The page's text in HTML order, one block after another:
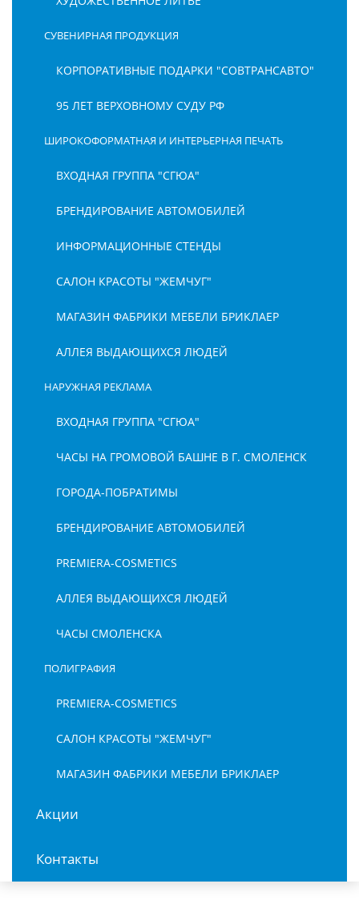
СУВЕНИРНАЯ ПРОДУКЦИЯ
КОРПОРАТИВНЫЕ ПОДАРКИ "СОВТРАНСАВТО"
95 ЛЕТ ВЕРХОВНОМУ СУДУ РФ
ШИРОКОФОРМАТНАЯ И ИНТЕРЬЕРНАЯ ПЕЧАТЬ
ВХОДНАЯ ГРУППА "СГЮА"
БРЕНДИРОВАНИЕ АВТОМОБИЛЕЙ
ИНФОРМАЦИОННЫЕ СТЕНДЫ
САЛОН КРАСОТЫ "ЖЕМЧУГ"
МАГАЗИН ФАБРИКИ МЕБЕЛИ БРИКЛАЕР
АЛЛЕЯ ВЫДАЮЩИХСЯ ЛЮДЕЙ
НАРУЖНАЯ РЕКЛАМА
ВХОДНАЯ ГРУППА "СГЮА"
ЧАСЫ НА ГРОМОВОЙ БАШНЕ В Г. СМОЛЕНСК
ГОРОДА-ПОБРАТИМЫ
БРЕНДИРОВАНИЕ АВТОМОБИЛЕЙ
PREMIERA-COSMETICS
АЛЛЕЯ ВЫДАЮЩИХСЯ ЛЮДЕЙ
ЧАСЫ СМОЛЕНСКА
ПОЛИГРАФИЯ
PREMIERA-COSMETICS
САЛОН КРАСОТЫ "ЖЕМЧУГ"
МАГАЗИН ФАБРИКИ МЕБЕЛИ БРИКЛАЕР
Акции
Контакты